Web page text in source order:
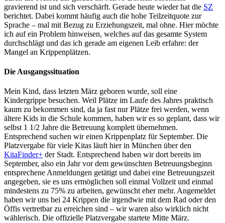
gravierend ist und sich verschärft. Gerade heute wieder hat die SZ
berichtet. Dabei kommt häufig auch die hohe Teilzeitquote zur
Sprache – mal mit Bezug zu Erziehungszeit, mal ohne. Hier möchte
ich auf ein Problem hinweisen, welches auf das gesamte System
durchschlägt und das ich gerade am eigenen Leib erfahre: der
Mangel an Krippenplätzen.
Die Ausgangssituation
Mein Kind, dass letzten März geboren wurde, soll eine
Kindergrippe besuchen. Weil Plätze im Laufe des Jahres praktisch
kaum zu bekommen sind, da ja fast nur Plätze frei werden, wenn
ältere Kids in die Schule kommen, haben wir es so geplant, dass wir
selbst 1 1/2 Jahre die Betreuung komplett übernehmen.
Entsprechend suchen wir einen Krippenplatz für September. Die
Platzvergabe für viele Kitas läuft hier in München über den
KitaFinder+ der Stadt. Entsprechend haben wir dort bereits im
September, also ein Jahr vor dem gewünschten Betreuungsbeginn
entsprechene Anmeldungen getätigt und dabei eine Betreuungszeit
angegeben, sie es uns ermöglichen soll einmal Vollzeit und einmal
mindestens zu 75% zu arbeiten, gewünscht eher mehr. Angemeldet
haben wir uns bei 24 Krippen die irgendwie mit dem Rad oder den
Öffis vertretbar zu erreichen sind – wir waren also wirklich nicht
wählerisch. Die offizielle Platzvergabe startete Mitte März.